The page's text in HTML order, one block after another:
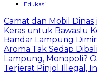
Edukasi
Camat dan Mobil
Keras untuk Bawaslu
Bandar Lampung
Aroma Tak Sedap
Lampung, Monopoli?
Terjerat Pinjol Illegal,